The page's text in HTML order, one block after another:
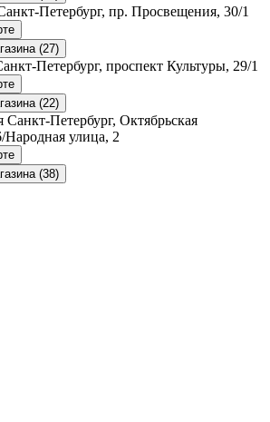
Петербург, пр. Просвещения, 30/1
(27)
Петербург, проспект Культуры, 29/1
(22)
Санкт-Петербург, Октябрьская
Народная улица, 2
(38)